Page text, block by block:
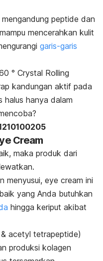
peptide dan
mencerahkan kulit
garis-garis
° Crystal Rolling
kandungan aktif pada
halus hanya dalam
Cream
maka produk dari
menyusui, eye cream ini
yang Anda butuhkan
hingga keriput akibat
acetyl tetrapeptide)
produksi kolagen